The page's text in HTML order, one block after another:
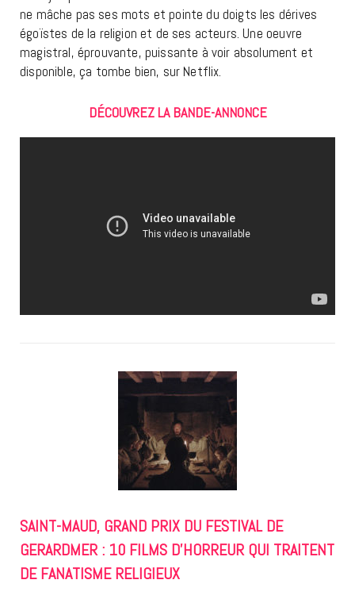
ne mâche pas ses mots et pointe du doigts les dérives
égoïstes de la religion et de ses acteurs. Une oeuvre
magistral, éprouvante, puissante à voir absolument et
disponible, ça tombe bien, sur Netflix.
DÉCOUVREZ LA BANDE-ANNONCE
SAINT-MAUD, GRAND PRIX DU FESTIVAL DE
GERARDMER : 10 FILMS D’HORREUR QUI TRAITENT
DE FANATISME RELIGIEUX